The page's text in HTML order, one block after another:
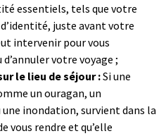
essentiels, tels que votre
juste avant votre
intervenir pour vous
votre voyage ;
le lieu de séjour :Si une
un ouragan, un
inondation, survient dans la
vous rendre et qu’elle